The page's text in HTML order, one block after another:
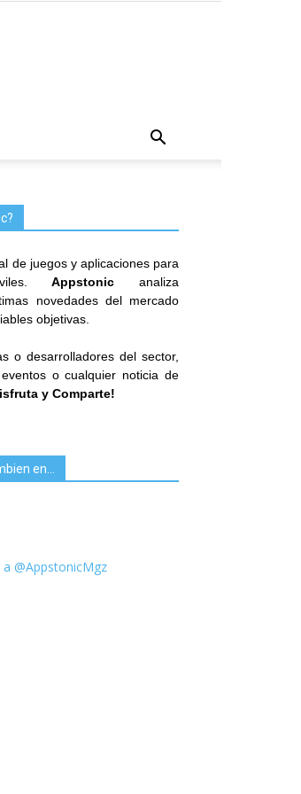
de juegos y aplicaciones para
Appstonic analiza
novedades del mercado
objetivas.
o desarrolladores del sector,
o cualquier noticia de
y Comparte!
en…
a @AppstonicMgz